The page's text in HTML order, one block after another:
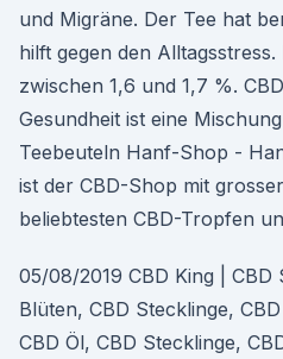
und Migräne. Der Tee hat
hilft gegen den
zwischen 1,6 und 1,7 %.
Gesundheit ist eine
Teebeuteln Hanf-Shop -
ist der CBD-Shop mit
beliebtesten CBD-Tropfen
05/08/2019 CBD King | CBD
Blüten, CBD Stecklinge,
CBD Öl, CBD Stecklinge,